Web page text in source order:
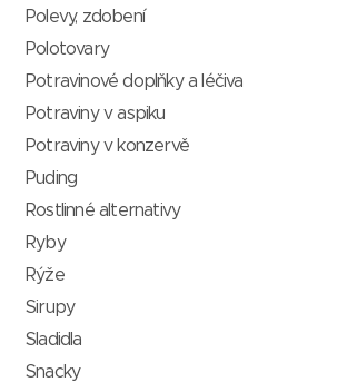
Polevy, zdobení
Polotovary
Potravinové doplňky a léčiva
Potraviny v aspiku
Potraviny v konzervě
Puding
Rostlinné alternativy
Ryby
Rýže
Sirupy
Sladidla
Snacky